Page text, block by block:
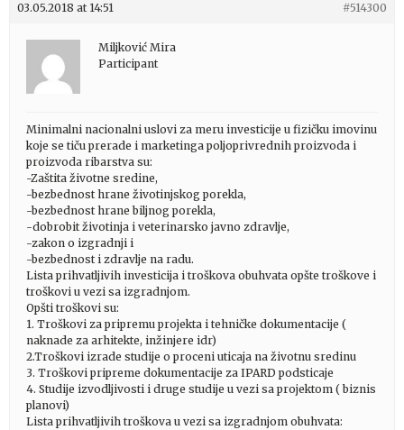
03.05.2018 at 14:51 #514300
Miljković Mira
Participant
Minimalni nacionalni uslovi za meru investicije u fizičku imovinu
koje se tiču prerade i marketinga poljoprivrednih proizvoda i
proizvoda ribarstva su:
-Zaštita životne sredine,
-bezbednost hrane životinjskog porekla,
-bezbednost hrane biljnog porekla,
-dobrobit životinja i veterinarsko javno zdravlje,
-zakon o izgradnji i
-bezbednost i zdravlje na radu.
Lista prihvatljivih investicija i troškova obuhvata opšte troškove i
troškovi u vezi sa izgradnjom.
Opšti troškovi su:
1. Troškovi za pripremu projekta i tehničke dokumentacije (
naknade za arhitekte, inžinjere idr)
2.Troškovi izrade studije o proceni uticaja na životnu sredinu
3. Troškovi pripreme dokumentacije za IPARD podsticaje
4. Studije izvodljivosti i druge studije u vezi sa projektom ( biznis
planovi)
Lista prihvatljivih troškova u vezi sa izgradnjom obuhvata: